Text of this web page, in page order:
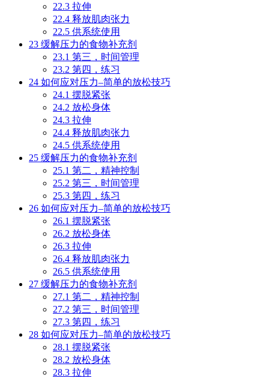
22.3 拉伸
22.4 释放肌肉张力
22.5 供系统使用
23 缓解压力的食物补充剂
23.1 第三，时间管理
23.2 第四，练习
24 如何应对压力–简单的放松技巧
24.1 摆脱紧张
24.2 放松身体
24.3 拉伸
24.4 释放肌肉张力
24.5 供系统使用
25 缓解压力的食物补充剂
25.1 第二，精神控制
25.2 第三，时间管理
25.3 第四，练习
26 如何应对压力–简单的放松技巧
26.1 摆脱紧张
26.2 放松身体
26.3 拉伸
26.4 释放肌肉张力
26.5 供系统使用
27 缓解压力的食物补充剂
27.1 第二，精神控制
27.2 第三，时间管理
27.3 第四，练习
28 如何应对压力–简单的放松技巧
28.1 摆脱紧张
28.2 放松身体
28.3 拉伸